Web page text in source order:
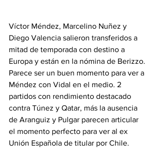
Víctor Méndez, Marcelino Nuñez y
Diego Valencia salieron transferidos a
mitad de temporada con destino a
Europa y están en la nómina de Berizzo.
Parece ser un buen momento para ver a
Méndez con Vidal en el medio. 2
partidos con rendimiento destacado
contra Túnez y Qatar, más la ausencia
de Aranguiz y Pulgar parecen articular
el momento perfecto para ver al ex
Unión Española de titular por Chile.